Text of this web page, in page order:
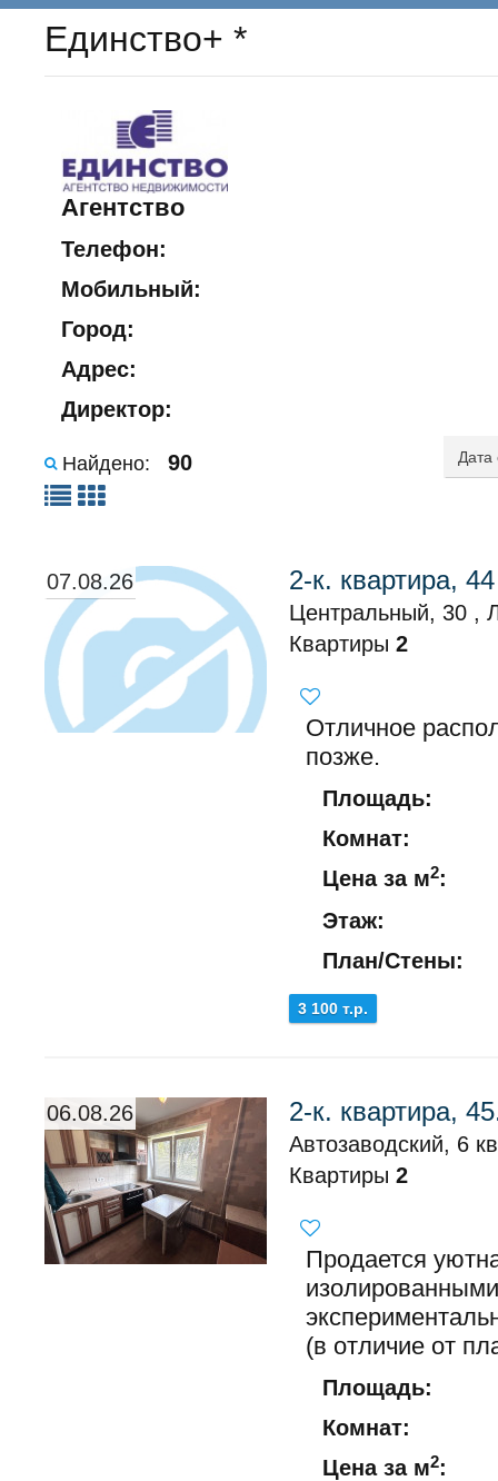
Единство+ *
Агентство
Телефон:
Мобильный:
Город:
Адрес:
Директор:
Найдено: 90
07.08.26 2-к. квартира,
Центральный, 30 ,
Квартиры 2
Отличное
позже.
Площадь:
Комнат:
Цена за м2:
Этаж:
План/Стены:
3 100 т.р.
06.08.26 2-к. квартира,
Автозаводский, 6
Квартиры 2
Продается
(в отличие от
Площадь:
Комнат:
Цена за м2: